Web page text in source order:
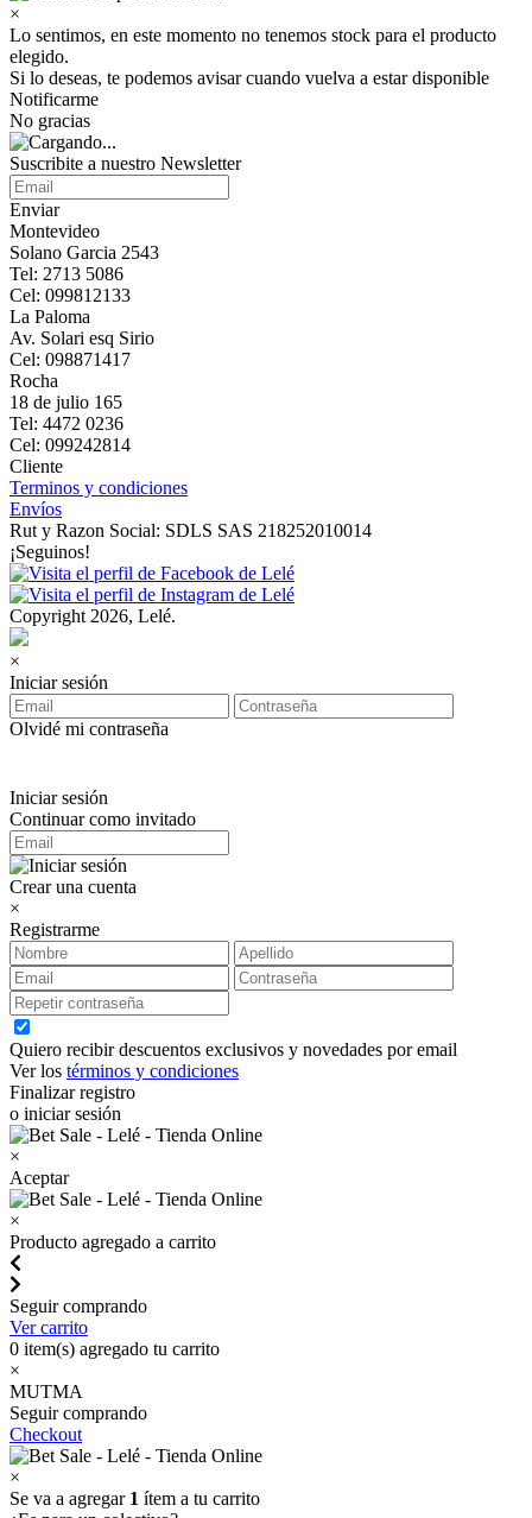
×
Lo sentimos, en este momento no tenemos stock para el producto
elegido.
Si lo deseas, te podemos avisar cuando vuelva a estar disponible
Notificarme
No gracias
Suscribite a nuestro Newsletter
Enviar
Montevideo
Solano Garcia 2543
Tel: 2713 5086
Cel: 099812133
La Paloma
Av. Solari esq Sirio
Cel: 098871417
Rocha
18 de julio 165
Tel: 4472 0236
Cel: 099242814
Cliente
Terminos y condiciones
Envíos
Rut y Razon Social: SDLS SAS 218252010014
¡Seguinos!
Copyright 2026, Lelé.
×
Iniciar sesión
Olvidé mi contraseña
Iniciar sesión
Continuar como invitado
Crear una cuenta
×
Registrarme
Quiero recibir descuentos exclusivos y novedades por email
Ver los términos y condiciones
Finalizar registro
o iniciar sesión
×
Aceptar
×
Producto agregado a carrito
Seguir comprando
Ver carrito
0 item(s) agregado tu carrito
×
MUTMA
Seguir comprando
Checkout
×
Se va a agregar 1 ítem a tu carrito